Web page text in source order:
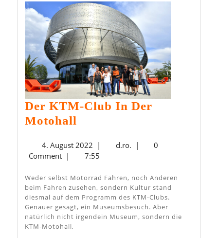
Der KTM-Club In Der
Motohall
Club
Der
Motohall
4. August 20224.
August
| d.ro. d.ro.
|
0
Comment | 7:55
Weder selbst Motorrad Fahren, noch Anderen
beim Fahren zusehen, sondern Kultur stand
diesmal auf dem Programm des KTM-Clubs.
Genauer gesagt, ein Museumsbesuch. Aber
natürlich nicht irgendein Museum, sondern die
KTM-Motohall,